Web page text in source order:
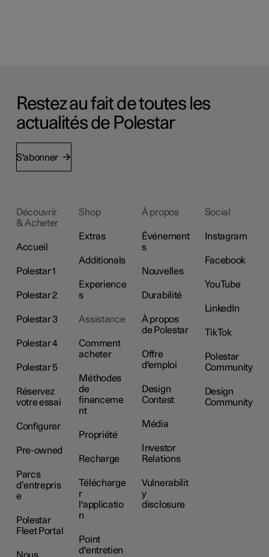
Restez au fait de toutes les
actualités de Polestar
S'abonner
Découvrir
& Acheter
Accueil
Polestar 1
Polestar 2
Polestar 3
Polestar 4
Polestar 5
Réservez
votre essai
Configurer
Pre-owned
Parcs
d’entrepris
e
Polestar
Fleet Portal
Nous
Shop
Extras
Additionals
Experience
s
Assistance
Comment
acheter
Méthodes
de
financeme
nt
Propriété
Recharge
Télécharge
r
l'applicatio
n
Point
d'entretien
À propos
Événement
s
Nouvelles
Durabilité
À propos
de Polestar
Offre
d'emploi
Design
Contest
Média
Investor
Relations
Vulnerabilit
y
disclosure
Social
Instagram
Facebook
YouTube
LinkedIn
TikTok
Polestar
Community
Design
Community